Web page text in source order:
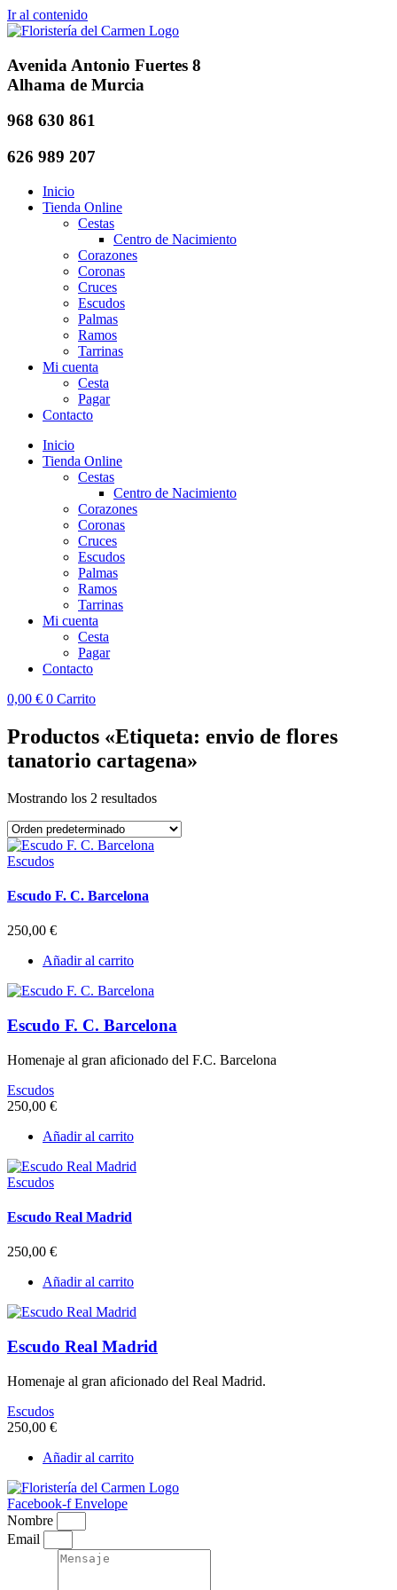
Ir al contenido
Avenida Antonio Fuertes 8
Alhama de Murcia
968 630 861
626 989 207
Inicio
Tienda Online
Cestas
Centro de Nacimiento
Corazones
Coronas
Cruces
Escudos
Palmas
Ramos
Tarrinas
Mi cuenta
Cesta
Pagar
Contacto
Inicio
Tienda Online
Cestas
Centro de Nacimiento
Corazones
Coronas
Cruces
Escudos
Palmas
Ramos
Tarrinas
Mi cuenta
Cesta
Pagar
Contacto
0,00 € 0 Carrito
Productos «Etiqueta: envio de flores
tanatorio cartagena»
Mostrando los 2 resultados
Escudos
Escudo F. C. Barcelona
250,00 €
Añadir al carrito
Escudo F. C. Barcelona
Homenaje al gran aficionado del F.C. Barcelona
Escudos
250,00 €
Añadir al carrito
Escudos
Escudo Real Madrid
250,00 €
Añadir al carrito
Escudo Real Madrid
Homenaje al gran aficionado del Real Madrid.
Escudos
250,00 €
Añadir al carrito
Facebook-f Envelope
Nombre
Email